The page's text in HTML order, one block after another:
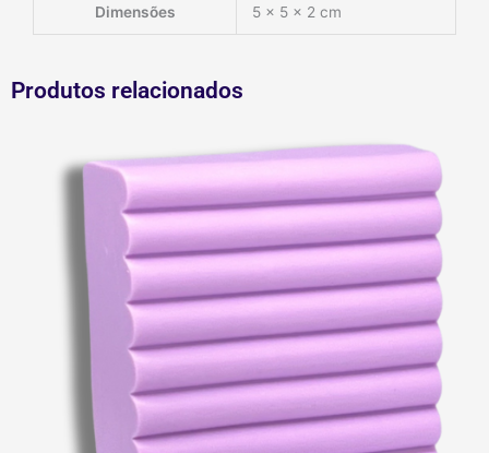
Dimensões 5 × 5 × 2 cm
Produtos relacionados